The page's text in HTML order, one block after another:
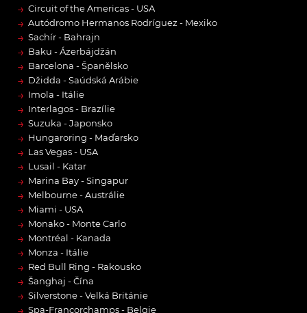
→ Circuit of the Americas - USA
→ Autódromo Hermanos Rodríguez - Mexiko
→ Sachír - Bahrajn
→ Baku - Ázerbájdžán
→ Barcelona - Španělsko
→ Džidda - Saúdská Arábie
→ Imola - Itálie
→ Interlagos - Brazílie
→ Suzuka - Japonsko
→ Hungaroring - Maďarsko
→ Las Vegas - USA
→ Lusail - Katar
→ Marina Bay - Singapur
→ Melbourne - Austrálie
→ Miami - USA
→ Monako - Monte Carlo
→ Montréal - Kanada
→ Monza - Itálie
→ Red Bull Ring - Rakousko
→ Šanghaj - Čína
→ Silverstone - Velká Británie
Spa-Francorchamps - Belgie